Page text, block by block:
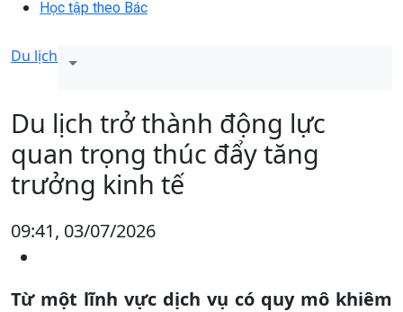
Học tập theo Bác
Du lịch
Du lịch trở thành động lực
quan trọng thúc đẩy tăng
trưởng kinh tế
09:41, 03/07/2026
Từ một lĩnh vực dịch vụ có quy mô khiêm